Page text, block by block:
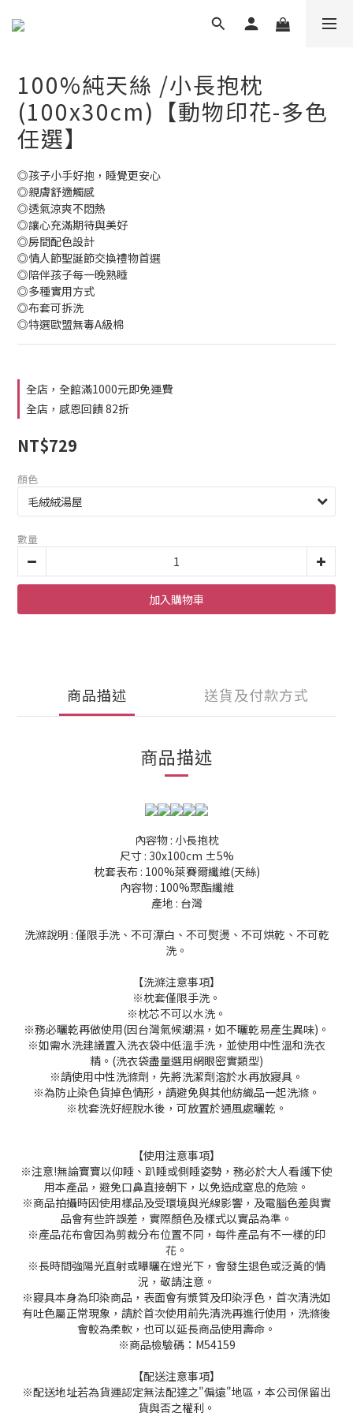
100%純天絲 /小長抱枕
(100x30cm)【動物印花-多色
任選】
◎孩子小手好抱，睡覺更安心
◎親膚舒適觸感
◎透氣涼爽不悶熱
◎讓心充滿期待與美好
◎房間配色設計
◎情人節聖誕節交換禮物首選
◎陪伴孩子每一晚熟睡
◎多種實用方式
◎布套可拆洗
◎特選歐盟無毒A級棉
全店，全館滿1000元即免運費
全店，感恩回饋 82折
NT$729
顏色
數量
加入購物車
商品描述 送貨及付款方式
商品描述
內容物 : 小長抱枕
尺寸 : 30x100cm ±5%
枕套表布 : 100%萊賽爾纖維(天絲)
內容物 : 100%聚酯纖維
產地 : 台灣
洗滌說明 : 僅限手洗、不可漂白、不可熨燙、不可烘乾、不可乾
洗。
【洗滌注意事項】
※枕套僅限手洗。
※枕芯不可以水洗。
※務必曬乾再做使用(因台灣氣候潮濕，如不曬乾易產生異味)。
※如需水洗建議置入洗衣袋中低溫手洗，並使用中性溫和洗衣
精。(洗衣袋盡量選用網眼密實類型)
※請使用中性洗滌劑，先將洗潔劑溶於水再放寢具。
※為防止染色貨掉色情形，請避免與其他紡織品一起洗滌。
※枕套洗好經脫水後，可放置於通風處曬乾。
【使用注意事項】
※注意!無論寶寶以仰睡、趴睡或側睡姿勢，務必於大人看護下使
用本產品，避免口鼻直接朝下，以免造成窒息的危險。
※商品拍攝時因使用樣品及受環境與光線影響，及電腦色差與實
品會有些許誤差，實際顏色及樣式以實品為準。
※產品花布會因為剪裁分布位置不同，每件產品有不一樣的印
花。
※長時間強陽光直射或曝曬在燈光下，會發生退色或泛黃的情
況，敬請注意。
※寢具本身為印染商品，表面會有漿質及印染浮色，首次清洗如
有吐色屬正常現象，請於首次使用前先清洗再進行使用，洗滌後
會較為柔軟，也可以延長商品使用壽命。
※商品檢驗碼：M54159
【配送注意事項】
※配送地址若為貨運認定無法配達之"偏遠"地區，本公司保留出
貨與否之權利。